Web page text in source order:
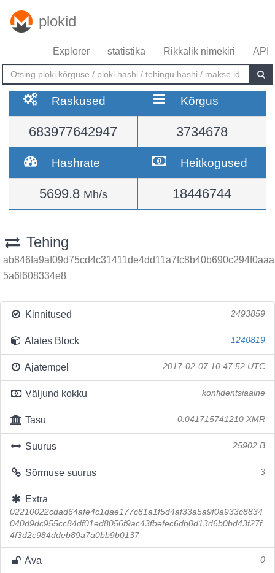
plokid
Explorer statistika Rikkalik nimekiri API
Raskused
683977642947
Kõrgus
3734678
Hashrate
5699.8 Mh/s
Heitkogused
18446744
Tehing
ab846fa9af09d75cd4c31411de4dd11a7fc8b40b690c294f0aaa
5a6f608334e8
Kinnitused 2493859
Alates Block 1240819
Ajatempel 2017-02-07 10:47:52 UTC
Väljund kokku konfidentsiaalne
Tasu 0.041715741210 XMR
Suurus 25902 B
Sõrmuse suurus 3
Extra
02210022cdad64afe4c1dae177c81a1f5d4af33a5a9f0a933c8834
040d9dc955cc84df01ed8056f9ac43fbefec6db0d13d6b0bd43f27f
4f3d2c984ddeb89a7a0bb9b0137
Ava 0